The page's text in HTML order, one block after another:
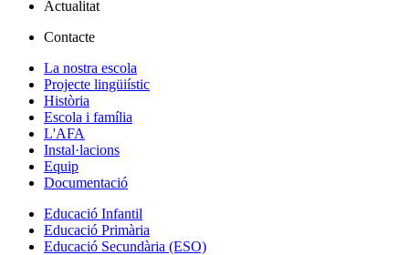
Actualitat
Contacte
La nostra escola
Projecte lingüiístic
Història
Escola i família
L'AFA
Instal·lacions
Equip
Documentació
Educació Infantil
Educació Primària
Educació Secundària (ESO)